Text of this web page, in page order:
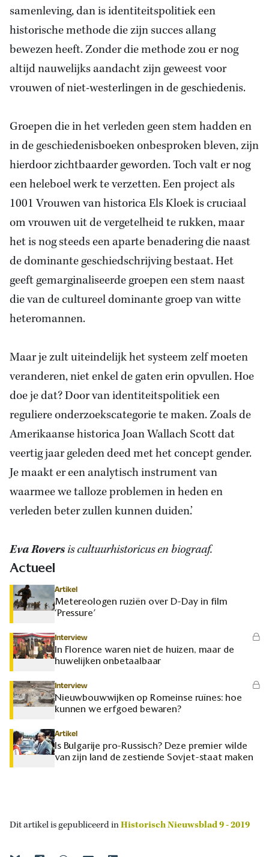
samenleving, dan is identiteitspolitiek een
historische methode die zijn succes allang
bewezen heeft. Zonder die methode zou er nog
altijd nauwelijks aandacht zijn geweest voor
vrouwen of niet-westerlingen in de geschiedenis.
Groepen die in het verleden geen stem hadden en
in de geschiedenisboeken onbesproken bleven, zijn
hierdoor zichtbaarder geworden. Toch valt er nog
een heleboel werk te verzetten. Een project als
1001 Vrouwen van historica Els Kloek is cruciaal
om vrouwen uit de vergetelheid te rukken, maar
het is nog steeds een aparte benadering die naast
de dominante geschiedschrijving bestaat. Het
geeft gemarginaliseerde groepen een stem naast
die van de cultureel dominante groep van witte
heteromannen.
Maar je zult uiteindelijk het systeem zelf moeten
veranderen, niet enkel de gaten erin opvullen. Hoe
doe je dat? Door van identiteitspolitiek een
reguliere onderzoekscategorie te maken. Zoals de
Amerikaanse historica Joan Wallach Scott dat
veertig jaar geleden deed met het concept gender.
Je maakt er een analytisch instrument van
waarmee we talloze problemen in heden en
verleden beter zullen kunnen duiden.’
Eva Roversis cultuurhistoricus en biograaf.
Actueel
Artikel
Metereologen ruziën over D-Day in film
‘Pressure’
Interview
In Florence waren niet de huizen, maar de
huwelijken onbetaalbaar
Interview
Nieuwbouwwijken op Romeinse ruïnes: hoe
kunnen we erfgoed bewaren?
Artikel
Is Bulgarije pro-Russisch? Deze premier wilde
van zijn land de zestiende Sovjet-staat maken
Dit artikel is gepubliceerd inHistorisch Nieuwsblad 9 - 2019